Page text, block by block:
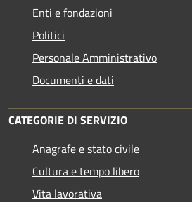
Enti e fondazioni
Politici
Personale Amministrativo
Documenti e dati
CATEGORIE DI SERVIZIO
Anagrafe e stato civile
Cultura e tempo libero
Vita lavorativa